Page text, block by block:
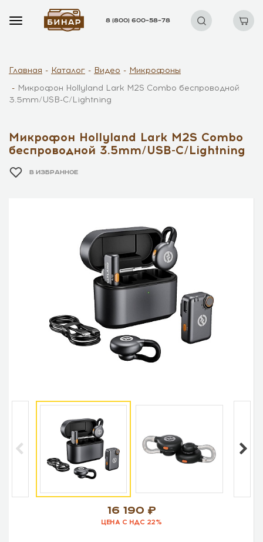
8 (800) 600–58–78
Главная Каталог Видео
Микрофоны
Микрофон Hollyland Lark M2S Combo беспроводной
3.5mm/USB-C/Lightning
Микрофон Hollyland Lark M2S Combo
беспроводной 3.5mm/USB-C/Lightning
В ИЗБРАННОЕ
16 190
ЦЕНА С НДС 22%